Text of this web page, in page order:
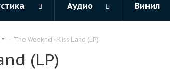
Аудио Винил
- The Weeknd - Kiss Land (LP)
(LP)